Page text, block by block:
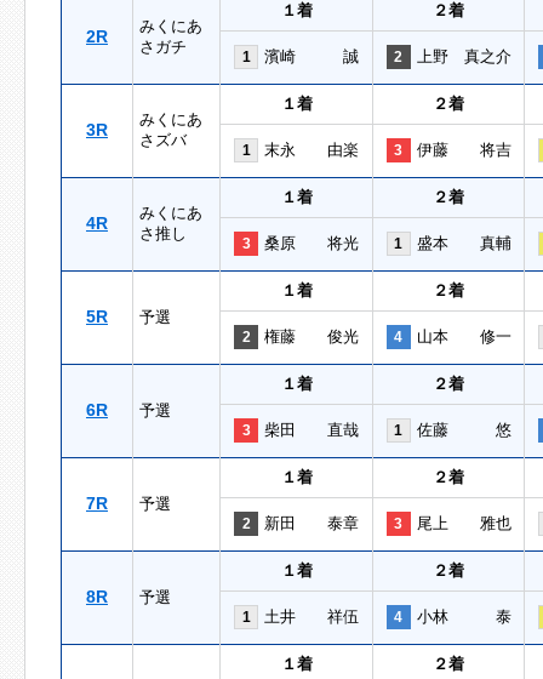
2R
みくにあ
さガチ
１着 ２着
1 濱崎 誠 2 上野 真之介
3R
みくにあ
さズバ
１着 ２着
1 末永 由楽 3 伊藤 将吉
4R
みくにあ
さ推し
１着 ２着
3 桑原 将光 1 盛本 真輔
5R 予選
１着 ２着
2 権藤 俊光 4 山本 修一
6R 予選
１着 ２着
3 柴田 直哉 1 佐藤 悠
7R 予選
１着 ２着
2 新田 泰章 3 尾上 雅也
8R 予選
１着 ２着
1 土井 祥伍 4 小林 泰
１着 ２着